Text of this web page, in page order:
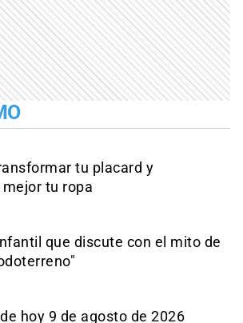
tu placard y
tu ropa
que discute con el mito de
hoy 9 de agosto de 2026